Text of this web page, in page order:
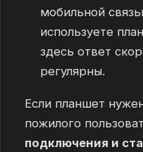
мобильной
используете
здесь ответ
регулярны.
Если планшет
пожилого
подключения и